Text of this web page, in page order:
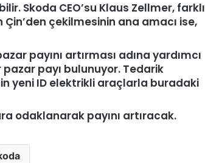
Skoda CEO’su Klaus Zellmer, farklı
Çin’den çekilmesinin ana amacı ise,
payını artırması adına yardımcı
pazar payı bulunuyor. Tedarik
yeni ID elektrikli araçlarla buradaki
odaklanarak payını artıracak.